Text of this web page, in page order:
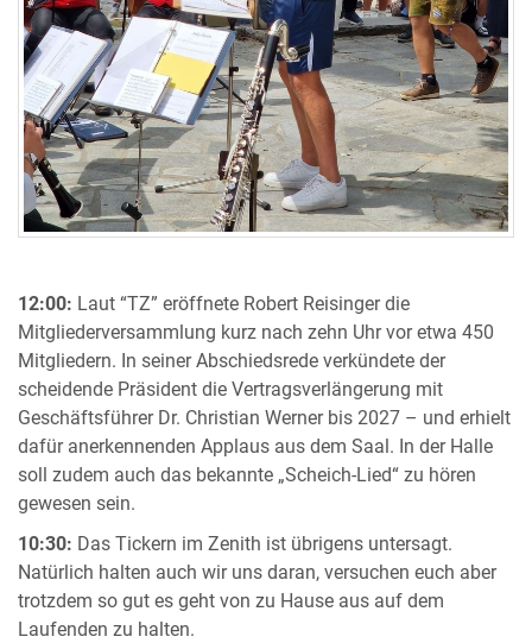
12:00: Laut “TZ” eröffnete Robert Reisinger die
Mitgliederversammlung kurz nach zehn Uhr vor etwa 450
Mitgliedern. In seiner Abschiedsrede verkündete der
scheidende Präsident die Vertragsverlängerung mit
Geschäftsführer Dr. Christian Werner bis 2027 – und erhielt
dafür anerkennenden Applaus aus dem Saal. In der Halle
soll zudem auch das bekannte „Scheich-Lied“ zu hören
gewesen sein.
10:30: Das Tickern im Zenith ist übrigens untersagt.
Natürlich halten auch wir uns daran, versuchen euch aber
trotzdem so gut es geht von zu Hause aus auf dem
Laufenden zu halten.